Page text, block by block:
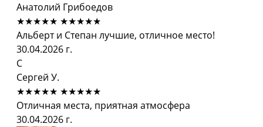
Анатолий Грибоедов
★★★★★ ★★★★★
Альберт и Степан лучшие, отличное место!
30.04.2026 г.
С
Сергей У.
★★★★★ ★★★★★
Отличная места, приятная атмосфера
30.04.2026 г.